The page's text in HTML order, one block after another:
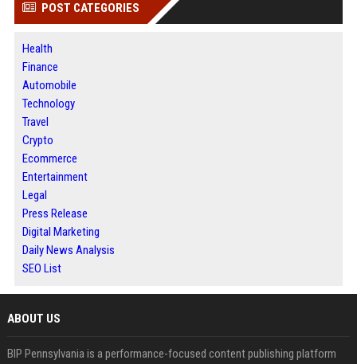
POST CATEGORIES
Health
Finance
Automobile
Technology
Travel
Crypto
Ecommerce
Entertainment
Legal
Press Release
Digital Marketing
Daily News Analysis
SEO List
ABOUT US
BIP Pennsylvania is a performance-focused content publishing platform